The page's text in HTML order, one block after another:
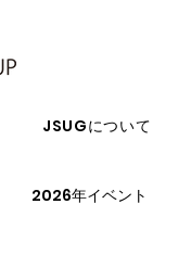
JSUGについて
2026年イベント